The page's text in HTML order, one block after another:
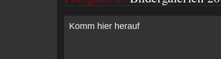
Komm hier herauf